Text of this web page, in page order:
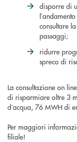
disporre di
consultare
passaggi;
ridurre
spreco di
La consultazione on
di risparmiare oltre 3
d’acqua, 76 MWH di
Per maggiori
filiale!